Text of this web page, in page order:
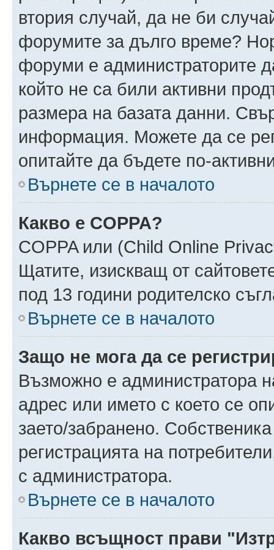
втория случай, да не би
форумите за дълго време?
форуми е администраторите
който не са били активни
размера на базата данни.
информация. Можете да се
опитайте да бъдете по-
Върнете се в началото
Какво е COPPA?
COPPA или (Child Online
Щатите, изискващ от
под 13 години родителско
Върнете се в началото
Защо не мога да се
Възможно е администратора
адрес или името с което се
заето/забранено.
регистрацията на
с администратора.
Върнете се в началото
Какво всъщност прави